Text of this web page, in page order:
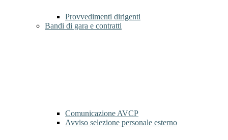
Provvedimenti dirigenti
Bandi di gara e contratti
Comunicazione AVCP
Avviso selezione personale esterno